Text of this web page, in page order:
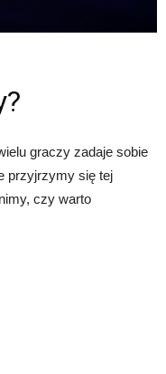
graczy zadaje sobie
przyjrzymy się tej
czy warto